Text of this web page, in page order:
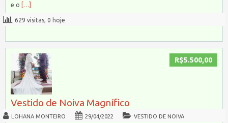
e o
[…]
629 visitas, 0 hoje
R$5.500,00
Vestido de Noiva Magnífico
LOHANA MONTEIRO 29/04/2022 VESTIDO DE NOIVA